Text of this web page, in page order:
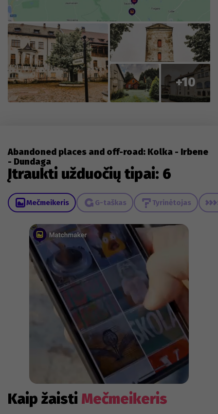
+10
Abandoned places and off-road: Kolka - Irbene
- Dundaga
Įtraukti užduočių tipai: 6
Mečmeikeris G-taškas Tyrinėtojas
Kaip žaisti Mečmeikeris